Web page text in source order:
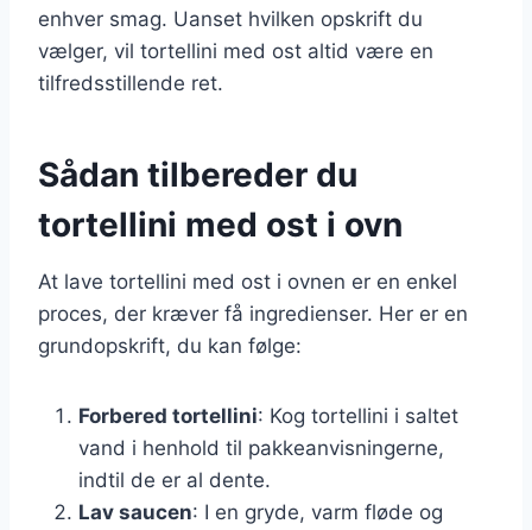
enhver smag. Uanset hvilken opskrift du
vælger, vil tortellini med ost altid være en
tilfredsstillende ret.
Sådan tilbereder du
tortellini med ost i ovn
At lave tortellini med ost i ovnen er en enkel
proces, der kræver få ingredienser. Her er en
grundopskrift, du kan følge:
Forbered tortellini: Kog tortellini i saltet
vand i henhold til pakkeanvisningerne,
indtil de er al dente.
Lav saucen: I en gryde, varm fløde og